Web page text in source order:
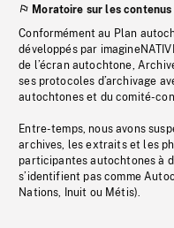
Moratoire sur les
Conformément au Plan
développés par
de l’écran autochtone,
ses protocoles d’archivage
autochtones et du comité-
Entre-temps, nous avons
archives, les extraits et les
participantes autochtones à
s’identifient pas comme
Nations, Inuit ou Métis).